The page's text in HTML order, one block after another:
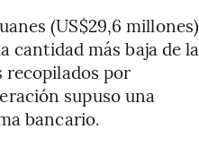
(US$29,6 millones)
cantidad más baja de la
recopilados por
supuso una
bancario.